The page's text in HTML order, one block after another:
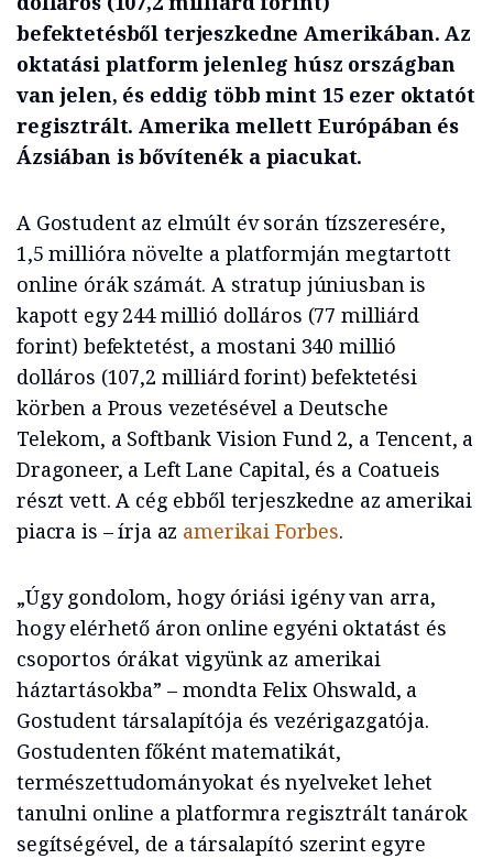
befektetésből terjeszkedne Amerikában. Az
oktatási platform jelenleg húsz országban
van jelen, és eddig több mint 15 ezer oktatót
regisztrált. Amerika mellett Európában és
Ázsiában is bővítenék a piacukat.
A Gostudent az elmúlt év során tízszeresére,
1,5 millióra növelte a platformján megtartott
online órák számát. A stratup júniusban is
kapott egy 244 millió dolláros (77 milliárd
forint) befektetést, a mostani 340 millió
dolláros (107,2 milliárd forint) befektetési
körben a Prous vezetésével a Deutsche
Telekom, a Softbank Vision Fund 2, a Tencent, a
Dragoneer, a Left Lane Capital, és a Coatueis
részt vett. A cég ebből terjeszkedne az amerikai
piacra is – írja az amerikai Forbes.
„Úgy gondolom, hogy óriási igény van arra,
hogy elérhető áron online egyéni oktatást és
csoportos órákat vigyünk az amerikai
háztartásokba” – mondta Felix Ohswald, a
Gostudent társalapítója és vezérigazgatója.
Gostudenten főként matematikát,
természettudományokat és nyelveket lehet
tanulni online a platformra regisztrált tanárok
segítségével, de a társalapító szerint egyre